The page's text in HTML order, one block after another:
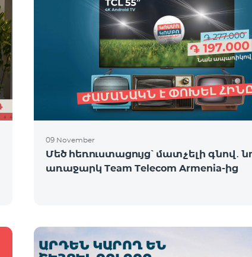
09 November
Մեծ հեռուստացույց՝ մատչելի գնով․
առաջարկ Team Telecom Armenia-ից